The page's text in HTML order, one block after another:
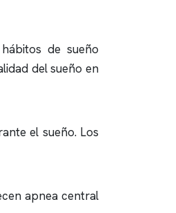
de sueño
del sueño en
el sueño. Los
apneacentral